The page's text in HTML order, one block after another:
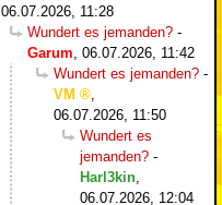
06.07.2026, 11:28
Wundert es jemanden? -
Garum 06.07.2026, 11:42
Wundert es jemanden? -
VM
06.07.2026, 11:50
Wundert es
jemanden? -
Harl3kin
06.07.2026, 12:04